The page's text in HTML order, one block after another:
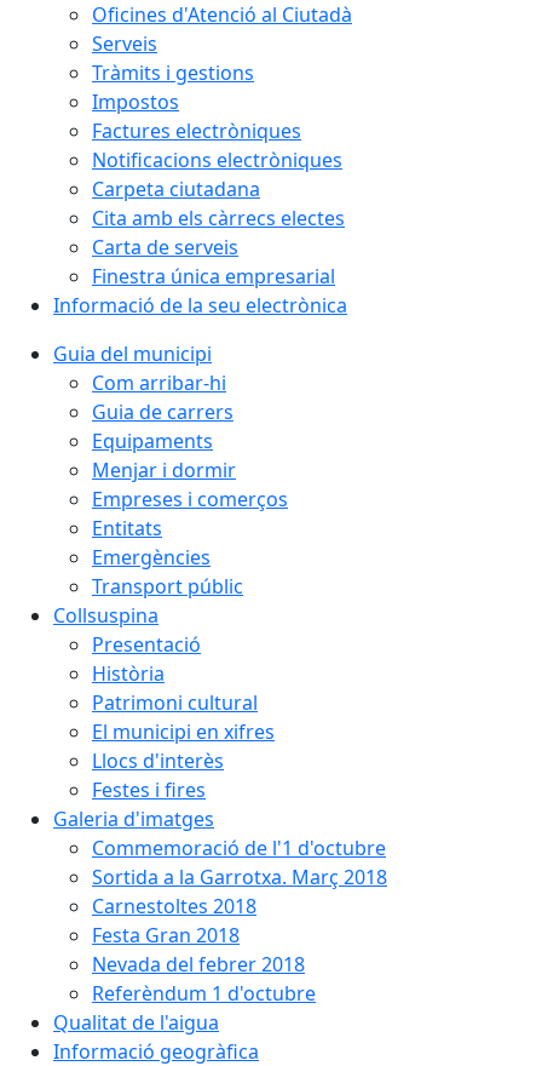
Oficines d'Atenció al Ciutadà
Serveis
Tràmits i gestions
Impostos
Factures electròniques
Notificacions electròniques
Carpeta ciutadana
Cita amb els càrrecs electes
Carta de serveis
Finestra única empresarial
Informació de la seu electrònica
Guia del municipi
Com arribar-hi
Guia de carrers
Equipaments
Menjar i dormir
Empreses i comerços
Entitats
Emergències
Transport públic
Collsuspina
Presentació
Història
Patrimoni cultural
El municipi en xifres
Llocs d'interès
Festes i fires
Galeria d'imatges
Commemoració de l'1 d'octubre
Sortida a la Garrotxa. Març 2018
Carnestoltes 2018
Festa Gran 2018
Nevada del febrer 2018
Referèndum 1 d'octubre
Qualitat de l'aigua
Informació geogràfica